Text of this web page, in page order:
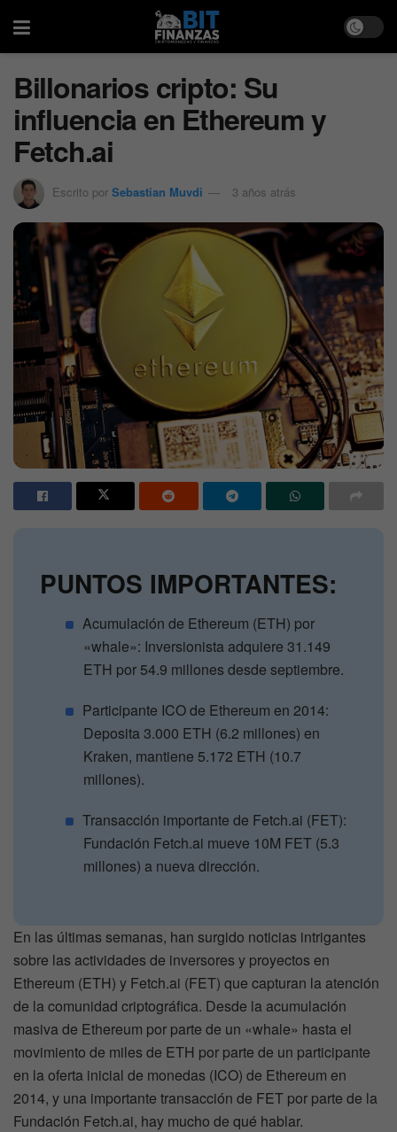
Billonarios cripto: Su
influencia en Ethereum y
Fetch.ai
Escrito por Sebastian Muvdi 3 años atrás
PUNTOS IMPORTANTES:
Acumulación de Ethereum (ETH) por
«whale»: Inversionista adquiere 31.149
ETH por 54.9 millones desde septiembre.
Participante ICO de Ethereum en 2014:
Deposita 3.000 ETH (6.2 millones) en
Kraken, mantiene 5.172 ETH (10.7
millones).
Transacción importante de Fetch.ai (FET):
Fundación Fetch.ai mueve 10M FET (5.3
millones) a nueva dirección.
En las últimas semanas, han surgido noticias intrigantes
sobre las actividades de inversores y proyectos en
Ethereum (ETH) y Fetch.ai (FET) que capturan la atención
de la comunidad criptográfica. Desde la acumulación
masiva de Ethereum por parte de un «whale» hasta el
movimiento de miles de ETH por parte de un participante
en la oferta inicial de monedas (ICO) de Ethereum en
2014, y una importante transacción de FET por parte de la
Fundación Fetch.ai, hay mucho de qué hablar.